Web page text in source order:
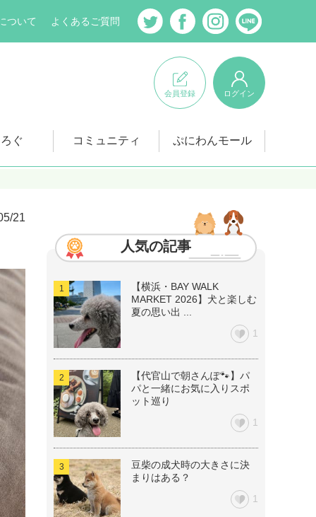
ついて よくあるご質問
会員登録 ログイン
ぐ コミュニティ ぷにわんモール
21
人気の記事
【横浜・BAY WALK
MARKET 2026】犬と楽しむ
夏の思い出 ...
1
【代官山で朝さんぽ🐾】パ
パと一緒にお気に入りスポ
ット巡り
1
豆柴の成犬時の大きさに決
まりはある？
1